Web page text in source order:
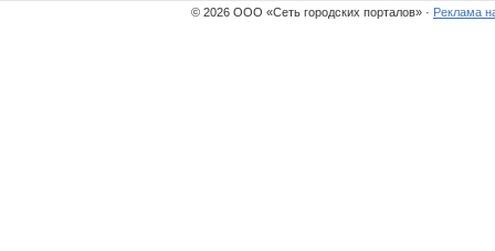
© 2026 ООО «Сеть городских порталов» · Реклама